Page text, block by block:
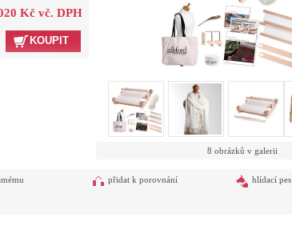
Kč vč. DPH
KOUPIT
8 obrázků v galerii
přidat k porovnání hlídací pes